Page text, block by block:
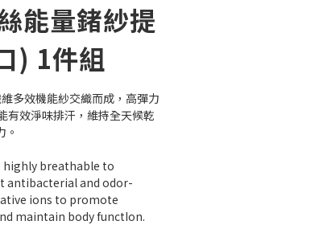
能量鍺紗提
) 1件組
多效機能紗交織而成，高彈力
有效淨味排汗，維持全天候乾
highly breathable to
antibacterial and odor-
ions to promote
maintain body functIon.